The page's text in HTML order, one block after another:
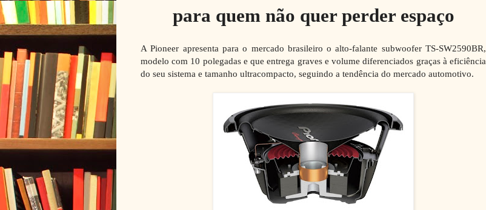
para quem não quer perder espaço
A Pioneer apresenta para o mercado brasileiro o alto-falante subwoofer TS-SW2590BR,
modelo com 10 polegadas e que entrega graves e volume diferenciados graças à eficiência
do seu sistema e tamanho ultracompacto, seguindo a tendência do mercado automotivo.